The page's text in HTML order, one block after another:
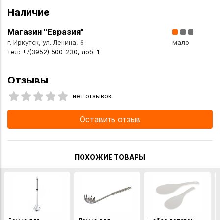
Наличие
Магазин "Евразия"
г. Иркутск, ул. Ленина, 6
тел: +7(3952) 500-230, доб. 1
мало
Отзывы
нет отзывов
Оставить отзыв
ПОХОЖИЕ ТОВАРЫ